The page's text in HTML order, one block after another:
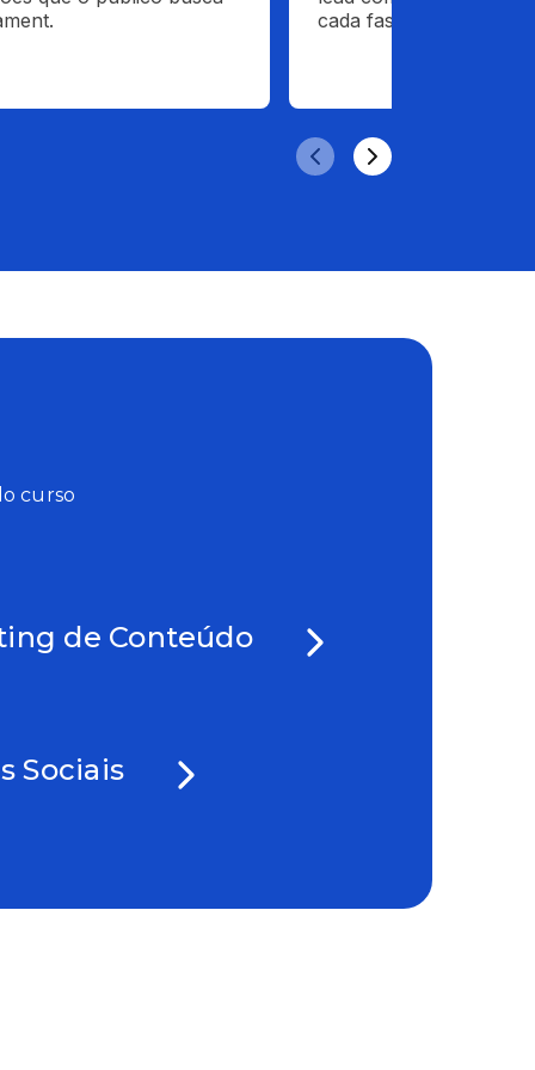
cada fase.
curso
de Conteúdo
Sociais